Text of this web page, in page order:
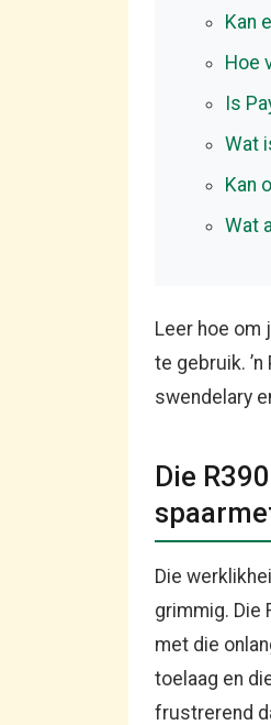
Kan
Hoe
Is
Wat
Kan
Wat
Leer hoe om
te gebruik.
swendelary
Die
Die
grimmig. Die
met die
toelaag en
frustrerend